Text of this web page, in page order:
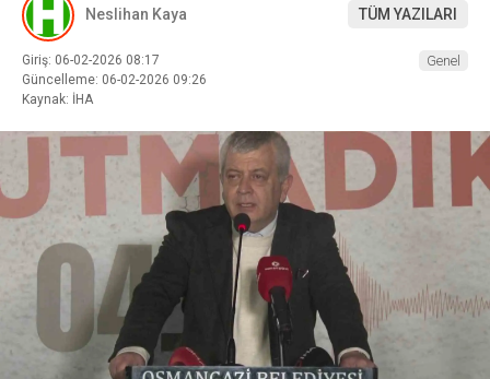
Neslihan Kaya TÜM YAZILARI
Giriş: 06-02-2026 08:17
Güncelleme: 06-02-2026 09:26
Kaynak: İHA
Genel